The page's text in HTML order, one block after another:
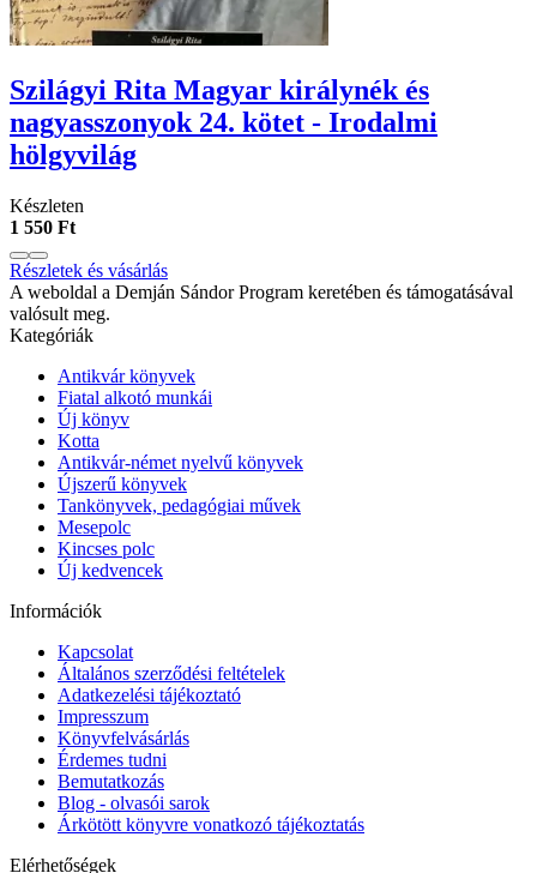
Szilágyi Rita Magyar királynék és
nagyasszonyok 24. kötet - Irodalmi
hölgyvilág
Készleten
1 550 Ft
Részletek és vásárlás
A weboldal a Demján Sándor Program keretében és támogatásával
valósult meg.
Kategóriák
Antikvár könyvek
Fiatal alkotó munkái
Új könyv
Kotta
Antikvár-német nyelvű könyvek
Újszerű könyvek
Tankönyvek, pedagógiai művek
Mesepolc
Kincses polc
Új kedvencek
Információk
Kapcsolat
Általános szerződési feltételek
Adatkezelési tájékoztató
Impresszum
Könyvfelvásárlás
Érdemes tudni
Bemutatkozás
Blog - olvasói sarok
Árkötött könyvre vonatkozó tájékoztatás
Elérhetőségek